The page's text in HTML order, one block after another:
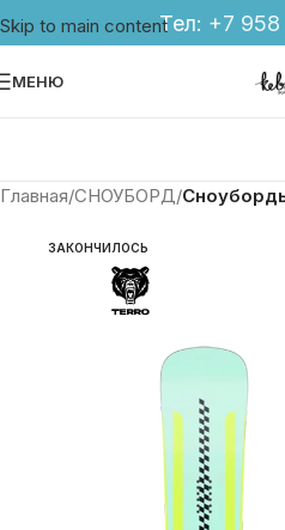
Skip to main contentТел: +7 958
МЕНЮ
Главная СНОУБОРД
ЗАКОНЧИЛОСЬ